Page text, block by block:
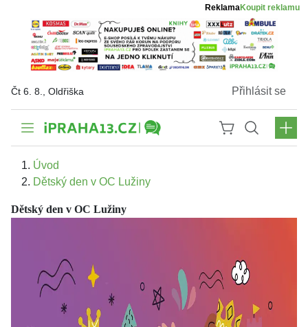
ReklamaKoupit reklamu
Čt 6. 8., Oldřiška Přihlásit se
Úvod
Dětský den v OC Lužiny
Dětský den v OC Lužiny